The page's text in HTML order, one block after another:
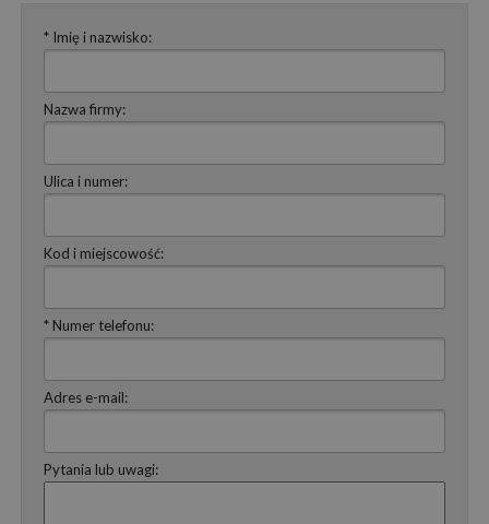
* Imię i nazwisko:
Nazwa firmy:
Ulica i numer:
Kod i miejscowość:
* Numer telefonu:
Adres e-mail:
Pytania lub uwagi: